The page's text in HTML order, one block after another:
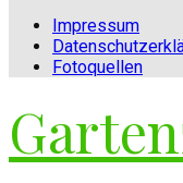
Impressum
Fotoquellen